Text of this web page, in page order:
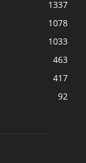
1337
1078
1033
463
417
92